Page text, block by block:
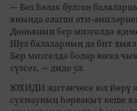
— Без һәлак булган
янында елаган әти-
Дөньяның бер мизгелдә
Шул балаларның да бит
Бер мизгелдә болар юкка
сүзсез, — диде ул.
ЮХИДИ җитәкчесе юл йөрү
сукмауның һәрвакыт кеше